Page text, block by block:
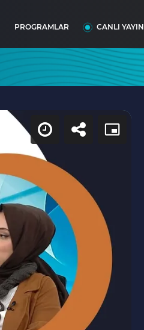
PROGRAMLAR CANLI YAYIN